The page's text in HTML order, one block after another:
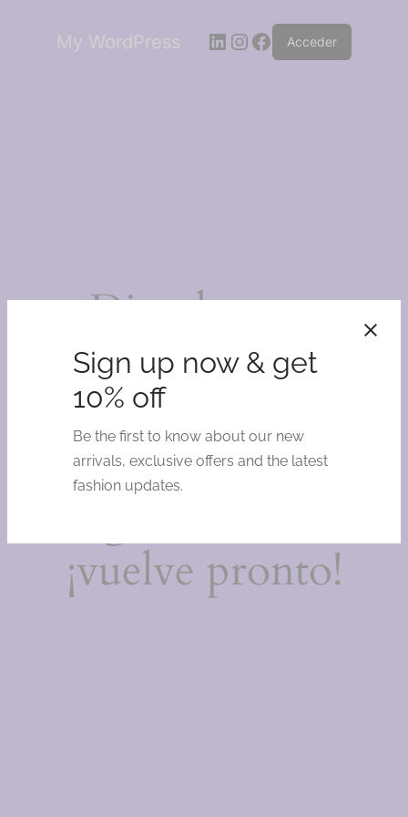
Sign up now & get
10% off
Be the first to know about our new
arrivals, exclusive offers and the latest
fashion updates.
My WordPress LinkedIn
Instagram
Facebook
Acceder
¡Disculpa este
desastre!
Estamos
trabajando en
¡vuelve pronto!